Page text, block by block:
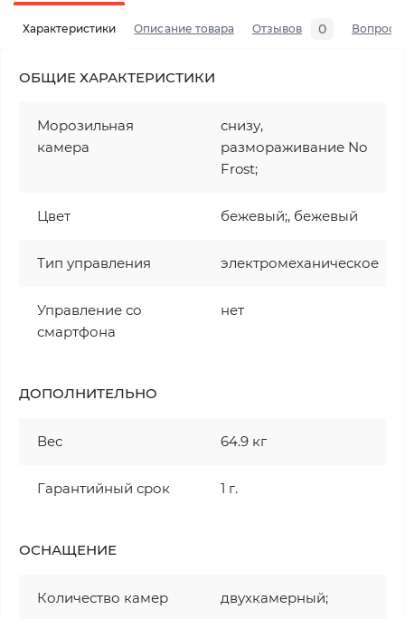
Характеристики Описание товара Отзывов 0 Вопросы
ОБЩИЕ ХАРАКТЕРИСТИКИ
Морозильная
камера
снизу,
размораживание No
Frost;
Цвет бежевый;, бежевый
Тип управления электромеханическое
Управление со
смартфона
нет
ДОПОЛНИТЕЛЬНО
Вес 64.9 кг
Гарантийный срок 1 г.
ОСНАЩЕНИЕ
Количество камер двухкамерный;